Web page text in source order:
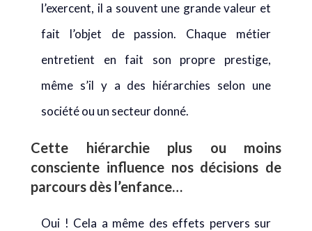
l’exercent, il a souvent une grande valeur et
fait l’objet de passion. Chaque métier
entretient en fait son propre prestige,
même s’il y a des hiérarchies selon une
société ou un secteur donné.
Cette hiérarchie plus ou moins
consciente influence nos décisions de
parcours dès l’enfance…
Oui ! Cela a même des effets pervers sur